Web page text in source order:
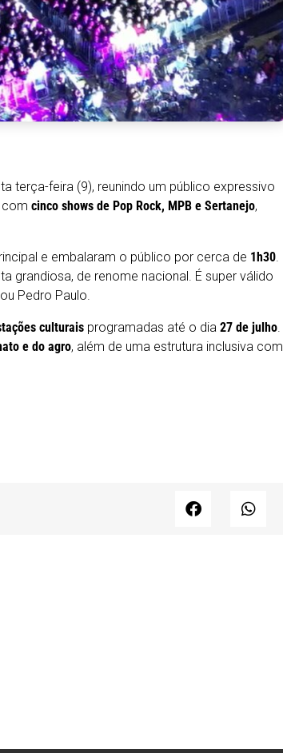
terça-feira (9), reunindo um público expressivo
cinco shows de Pop Rock, MPB e Sertanejo,
e embalaram o público por cerca de 1h30.
grandiosa, de renome nacional. É super válido
Pedro Paulo.
culturais programadas até o dia 27 de julho.
e do agro, além de uma estrutura inclusiva com